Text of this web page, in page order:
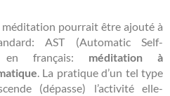
pourrait être ajouté à
AST (Automatic Self-
en français: méditation à
. La pratique d’un tel type
(dépasse) l’activité elle-